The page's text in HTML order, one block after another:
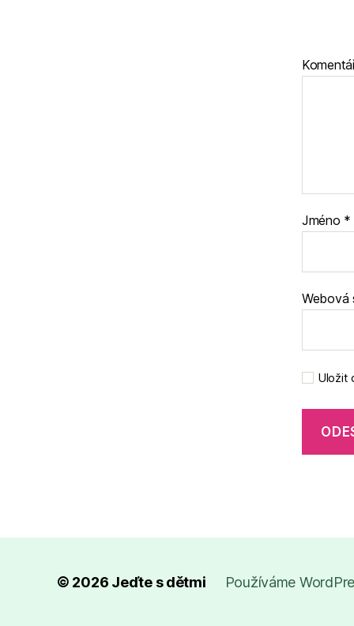
Jméno *
Webová
Uložit
© 2026 Jeďte s dětmi Používáme